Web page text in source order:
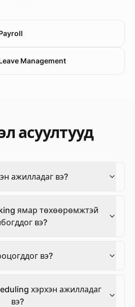
Management
асуултууд
ажилладаг вэ?
ямар төхөөрөмжтэй
вэ?
вэ?
хэрхэн ажилладаг
вэ?